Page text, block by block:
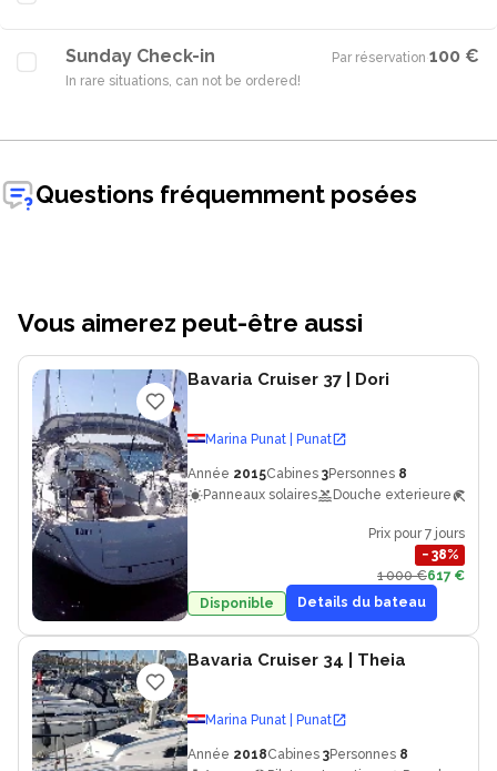
Sunday Check-in
In rare situations, can not be ordered!
Par réservation·100 €
Questions fréquemment posées
Vous aimerez peut-être aussi
Bavaria Cruiser 37 | Dori
Marina Punat | Punat
Année 2015Cabines 3Personnes 8
Panneaux solaires
Douche exterieure
Prix pour 7 jours
− 38%
1 000 €617 €
Disponible
Details du bateau
Bavaria Cruiser 34 | Theia
Marina Punat | Punat
Année 2018Cabines 3Personnes 8